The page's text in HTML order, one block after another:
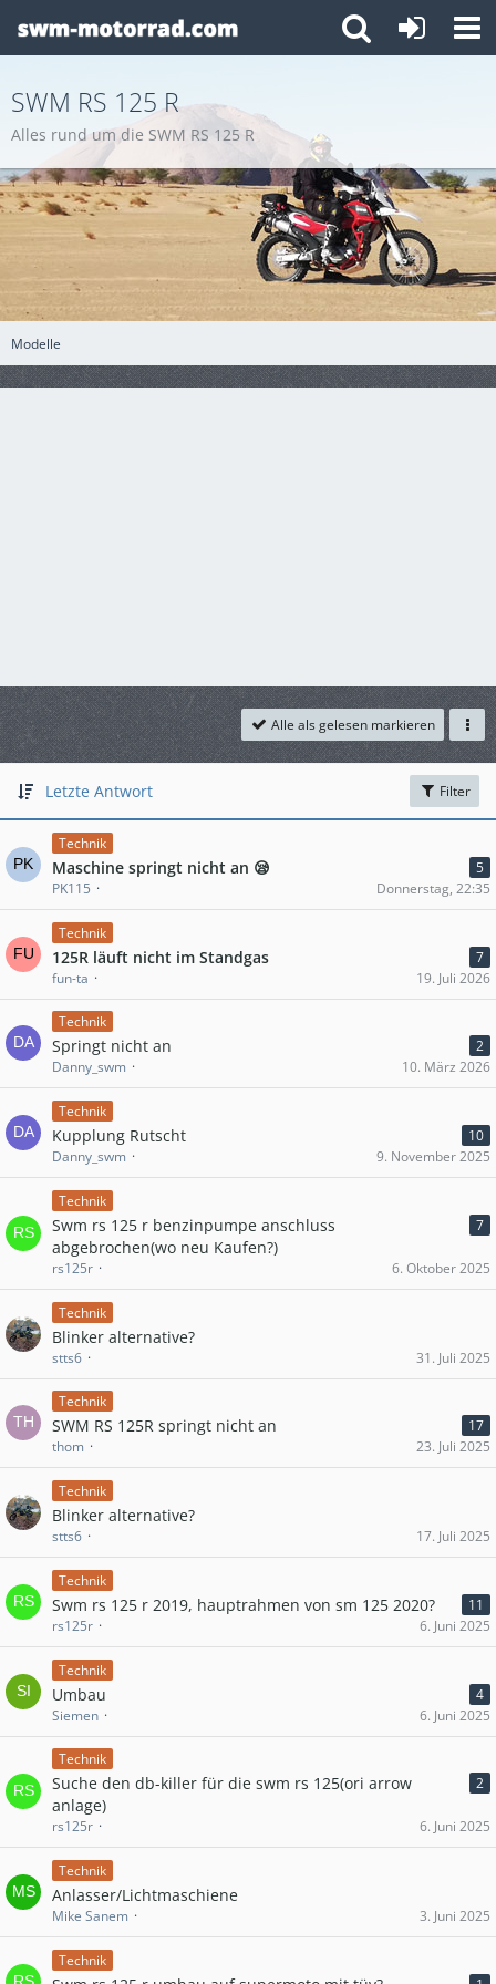
Modelle
SWM RS 125 R
Alles rund um die SWM RS 125 R
Alle als gelesen markieren
Letzte Antwort Filter
Technik
Maschine springt nicht an 😪
5
PK115
Donnerstag, 22:35
Technik
125R läuft nicht im Standgas
7
fun-ta
19. Juli 2026
Technik
Springt nicht an
2
Danny_swm
10. März 2026
Technik
Kupplung Rutscht
10
Danny_swm
9. November 2025
Technik
Swm rs 125 r benzinpumpe anschluss
abgebrochen(wo neu Kaufen?)
7
rs125r 6. Oktober 2025
Technik
Blinker alternative?
stts6 31. Juli 2025
Technik
SWM RS 125R springt nicht an
17
thom
23. Juli 2025
Technik
Blinker alternative?
stts6 17. Juli 2025
Technik
Swm rs 125 r 2019, hauptrahmen von sm 125 2020?
11
rs125r
6. Juni 2025
Technik
Umbau
4
Siemen
6. Juni 2025
Technik
Suche den db-killer für die swm rs 125(ori arrow
anlage)
2
rs125r 6. Juni 2025
Technik
Anlasser/Lichtmaschiene
Mike Sanem 3. Juni 2025
Technik